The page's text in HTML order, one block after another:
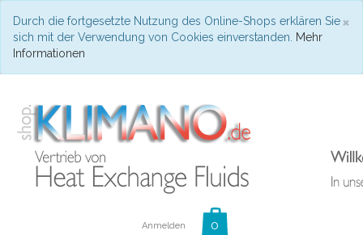
×
Durch die fortgesetzte Nutzung des Online-Shops erklären Sie
sich mit der Verwendung von Cookies einverstanden.
Mehr
Informationen
Anmelden